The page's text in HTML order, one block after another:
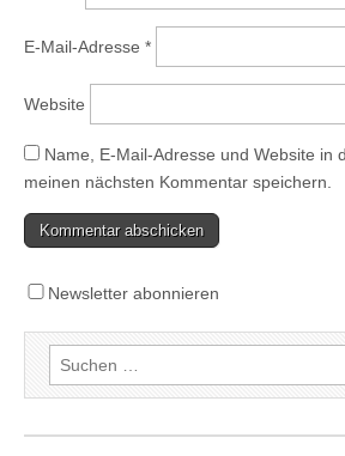
E-Mail-Adresse *
Website
Name, E-Mail-Adresse und Website in
meinen nächsten Kommentar speichern.
Newsletter abonnieren
Suchen
nach: